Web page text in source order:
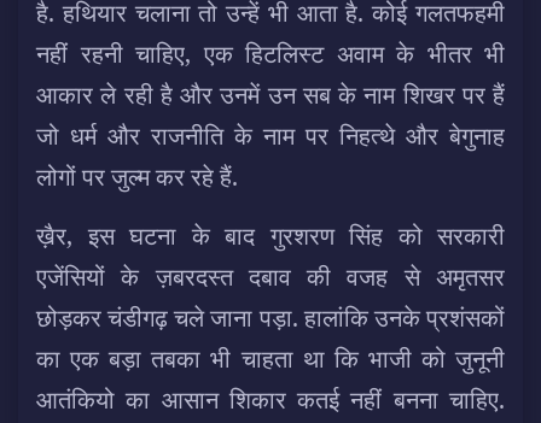
है. हथियार चलाना तो उन्हें भी आता है. कोई गलतफहमी
नहीं रहनी चाहिए, एक हिटलिस्ट अवाम के भीतर भी
आकार ले रही है और उनमें उन सब के नाम शिखर पर हैं
जो धर्म और राजनीति के नाम पर निहत्थे और बेगुनाह
लोगों पर जुल्म कर रहे हैं.
ख़ैर, इस घटना के बाद गुरशरण सिंह को सरकारी
एजेंसियों के ज़बरदस्त दबाव की वजह से अमृतसर
छोड़कर चंडीगढ़ चले जाना पड़ा. हालांकि उनके प्रशंसकों
का एक बड़ा तबका भी चाहता था कि भाजी को जुनूनी
आतंकियो का आसान शिकार कतई नहीं बनना चाहिए.